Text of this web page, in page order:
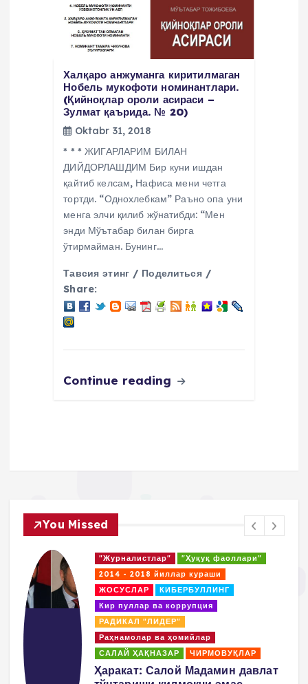
Халқаро анжуманга киритилмаган
Нобель мукофоти номинантлари.
(Қийноқлар ороли асираси –
Зулмат қаърида. № 20)
Oktabr 31, 2018
* * * ЖИГАРЛАРИМ БИЛАН
ДИЙДОРЛАШДИМ Бир куни ишдан
қайтиб келсам, Нафиса мени четга
тортди. “Однохлебкам” Раъно опа уни
менга элчи қилиб жўнатибди: “Мен
энди Мўътабар билан бирга
ўтирмайман. Бунинг…
Тавсия этинг / Поделиться /
Share:
Continue reading
You Missed
"Журналистлар"
"Ҳуқуқ фаоллари"
2014 - 2018 йиллар кураши
ЖОСУСЛАР
КИБЕРБУЛЛИНГ
Кир пуллар ва коррупция
РАДИКАЛ "ЛИДЕР"
Раҳнамолар ва ҳомийлар
САЛАЙ ҲАҚНАЗАР
ЧИРМОВУҚЛАР
Ҳаракат: Салой Мадамин давлат